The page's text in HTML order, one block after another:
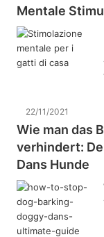
Mentale
22/11/2021
Wie man das
verhindert:
Dans Hunde